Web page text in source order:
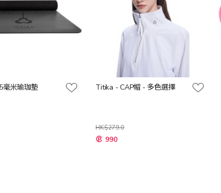
毫米瑜珈墊 Titika - CAP帽 - 多色選擇
HK$279.0
990